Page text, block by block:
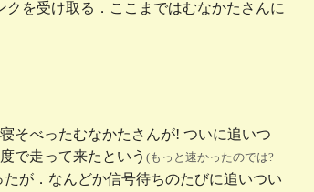
を受け取る．ここまではむなかたさんに
そべったむなかたさんが! ついに追いつ
で走って来たという (もっと速かったのでは?
が．なんどか信号待ちのたびに追いつい